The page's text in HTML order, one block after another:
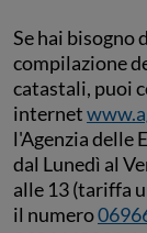
Se hai
compilazione
catastali, puoi
internet
l'Agenzia delle
dal Lunedì al
alle 13 (tariffa
il numero